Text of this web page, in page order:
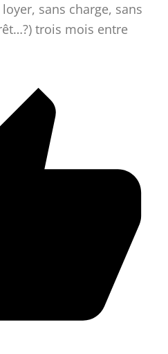
sans charge, sans
trois mois entre